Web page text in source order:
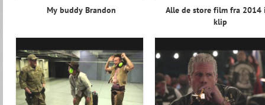
My buddy Brandon
Alle de store film fra 2014
klip